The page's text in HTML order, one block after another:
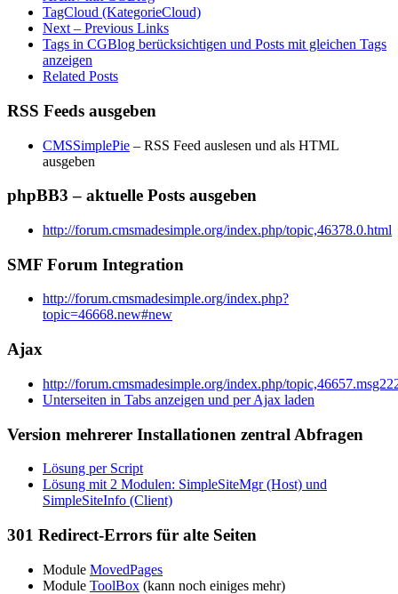
TagCloud (KategorieCloud)
Next – Previous Links
Tags in CGBlog berücksichtigen und Posts mit gleichen Tags
anzeigen
Related Posts
RSS Feeds ausgeben
CMSSimplePie – RSS Feed auslesen und als HTML
ausgeben
phpBB3 – aktuelle Posts ausgeben
http://forum.cmsmadesimple.org/index.php/topic,46378.0.html
SMF Forum Integration
http://forum.cmsmadesimple.org/index.php?
topic=46668.new#new
Ajax
http://forum.cmsmadesimple.org/index.php/
Unterseiten in Tabs anzeigen und per Ajax laden
Version mehrerer Installationen zentral Abfragen
Lösung per Script
Lösung mit 2 Modulen: SimpleSiteMgr (Host) und
SimpleSiteInfo (Client)
301 Redirect-Errors für alte Seiten
Module MovedPages
Module ToolBox (kann noch einiges mehr)